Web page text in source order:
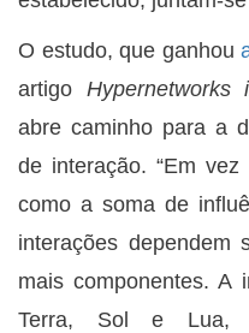
O estudo, que ganhou
artigo Hypernetworks
abre caminho para a
de interação. “Em
como a soma de
interações dependem
mais componentes. A
Terra, Sol e Lua,